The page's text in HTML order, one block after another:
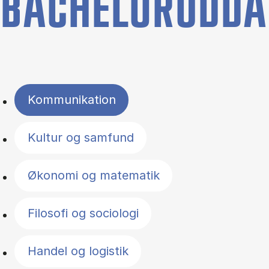
Filter by topics
Kommunikation
Kultur og samfund
Økonomi og matematik
Filosofi og sociologi
Handel og logistik